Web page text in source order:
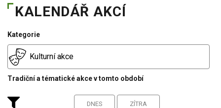
KALENDÁŘ AKCÍ
Kategorie
Kulturní akce
Tradiční a tématické akce v tomto období
DNES ZÍTRA